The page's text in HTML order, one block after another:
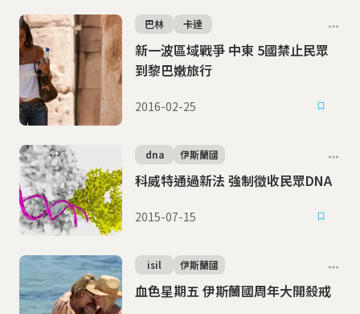
新一波區域戰爭 中東 5國禁止民眾
到黎巴嫩旅行
巴林 卡達
2016-02-25
科威特通過新法 強制徵收民眾DNA
dna 伊斯蘭國
2015-07-15
血色星期五 伊斯蘭國周年大開殺戒
isil 伊斯蘭國